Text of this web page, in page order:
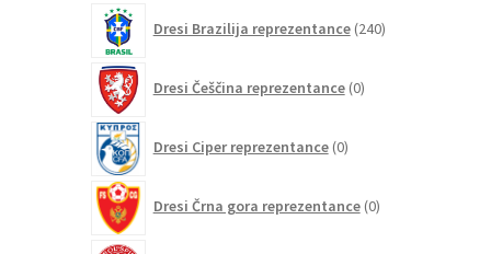
Dresi Brazilija reprezentance 240izdelkov
Dresi Češčina reprezentance 0izdelkov
Dresi Ciper reprezentance 0izdelkov
Dresi Črna gora reprezentance 0izdelkov